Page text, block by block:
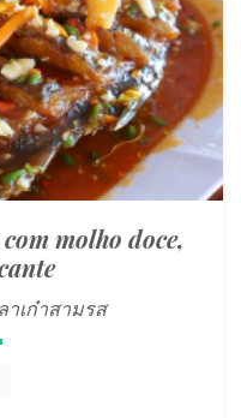
molho doce,
าเก๋าสามรส